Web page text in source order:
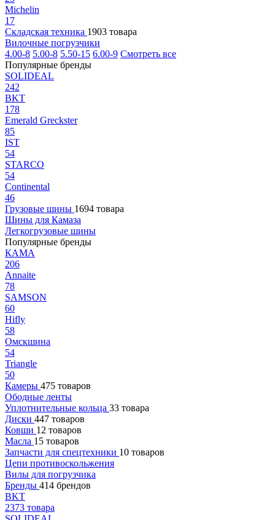
Michelin
17
Складская техника 1903 товара
Вилочные погрузчики
4.00-8 5.00-8 5.50-15 6.00-9 Смотреть все
Популярные бренды
SOLIDEAL
242
BKT
178
Emerald Greckster
85
IST
54
STARCO
54
Continental
46
Грузовые шины 1694 товара
Шины для Камаза
Легкогрузовые шины
Популярные бренды
КАМА
206
Annaite
78
SAMSON
60
Hifly
58
Омскшина
54
Triangle
50
Камеры 475 товаров
Ободные ленты
Уплотнительные кольца 33 товара
Диски 447 товаров
Ковши 12 товаров
Масла 15 товаров
Запчасти для спецтехники 10 товаров
Цепи противоскольжения
Вилы для погрузчика
Бренды 414 брендов
BKT
2373 товара